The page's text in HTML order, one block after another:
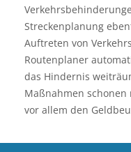
Streckenplanung
Auftreten von
Routenplaner
das Hindernis
Maßnahmen
vor allem den